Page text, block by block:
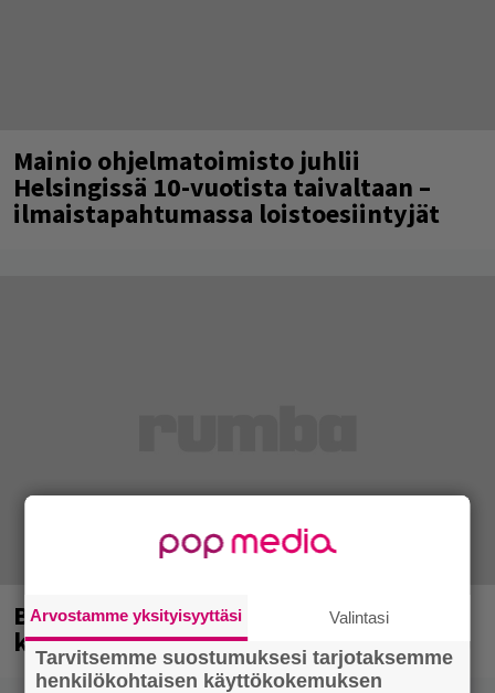
Mainio ohjelmatoimisto juhlii
Helsingissä 10-vuotista taivaltaan –
ilmaistapahtumassa loistoesiintyjät
Blind Channel palasi tauolta – tältä
kuulostaa uusi musiikki
Arvostamme yksityisyyttäsi Valintasi
Tarvitsemme suostumuksesi tarjotaksemme
henkilökohtaisen käyttökokemuksen